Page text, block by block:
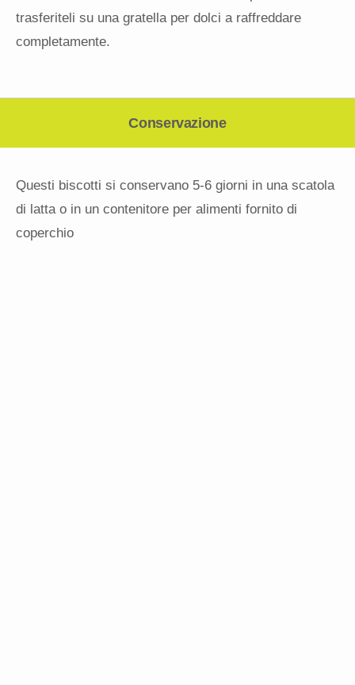
trasferiteli su una gratella per dolci a raffreddare
completamente.
Conservazione
Questi biscotti si conservano 5-6 giorni in una scatola
di latta o in un contenitore per alimenti fornito di
coperchio